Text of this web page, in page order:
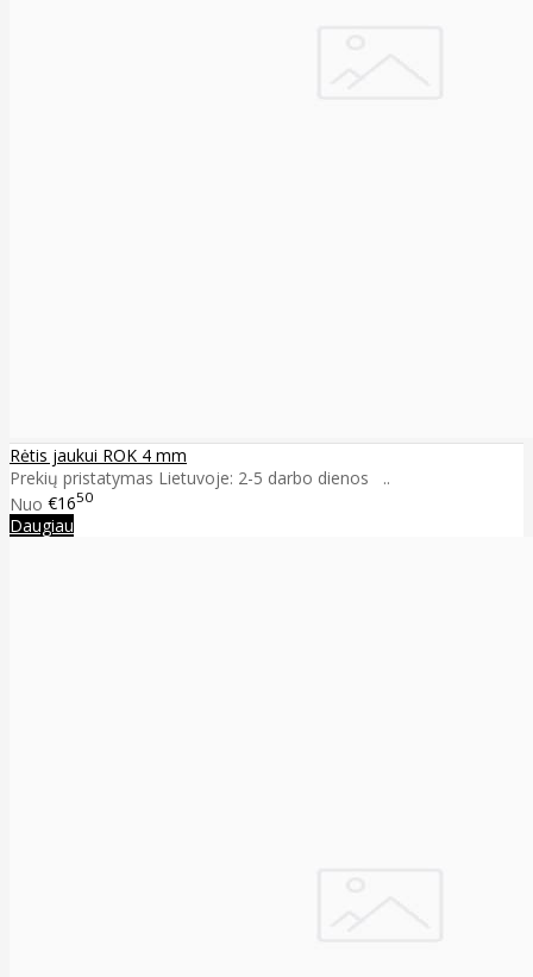
Rėtis jaukui ROK 4 mm
Prekių pristatymas Lietuvoje: 2-5 darbo dienos ..
Nuo €1650
Daugiau